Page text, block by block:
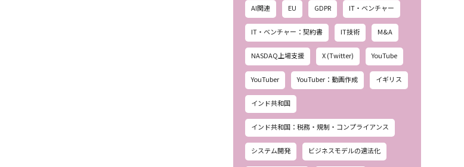
AI関連 EU GDPR IT・ベンチャー
IT・ベンチャー：契約書 IT技術 M&A
NASDAQ上場支援 X (Twitter) YouTube
YouTuber YouTuber：動画作成 イギリス
インド共和国
インド共和国：税務・規制・コンプライアンス
システム開発 ビジネスモデルの適法化